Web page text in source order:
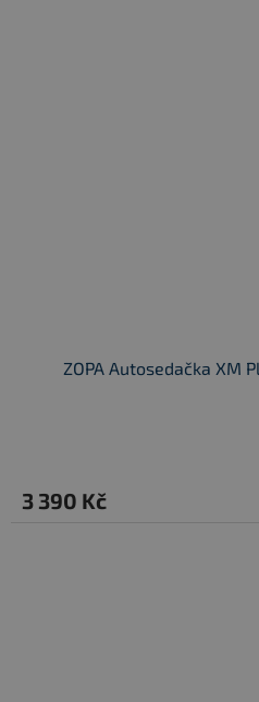
ZOPA Autosedačka XM
3 390 Kč